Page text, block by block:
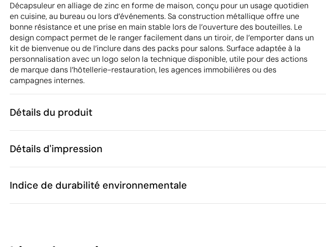
Décapsuleur en alliage de zinc en forme de maison, conçu pour un usage quotidien
en cuisine, au bureau ou lors d’événements. Sa construction métallique offre une
bonne résistance et une prise en main stable lors de l’ouverture des bouteilles. Le
design compact permet de le ranger facilement dans un tiroir, de l’emporter dans un
kit de bienvenue ou de l’inclure dans des packs pour salons. Surface adaptée à la
personnalisation avec un logo selon la technique disponible, utile pour des actions
de marque dans l’hôtellerie-restauration, les agences immobilières ou des
campagnes internes.
Détails du produit
Caractéristiques
Code du produit
Poids
40 g
Matière
Alliage de zinc
Détails d'impression
Indice de durabilité environnementale